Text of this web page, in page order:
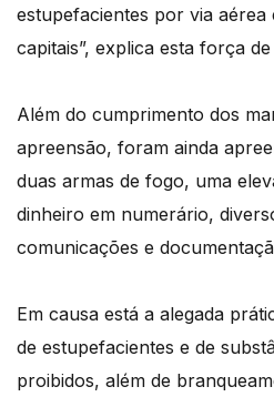
estupefacientes por via aérea
capitais”, explica esta força
Além do cumprimento dos
apreensão, foram ainda
duas armas de fogo, uma
dinheiro em numerário,
comunicações e
Em causa está a alegada
de estupefacientes e de
proibidos, além de